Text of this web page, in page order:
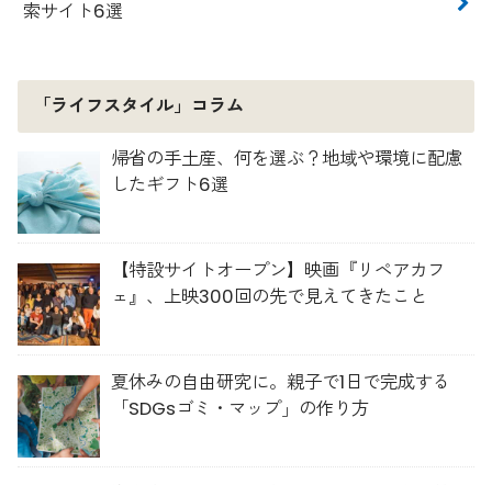
索サイト6選
「ライフスタイル」コラム
帰省の手土産、何を選ぶ？地域や環境に配慮
したギフト6選
【特設サイトオープン】映画『リペアカフ
ェ』、上映300回の先で見えてきたこと
夏休みの自由研究に。親子で1日で完成する
「SDGsゴミ・マップ」の作り方